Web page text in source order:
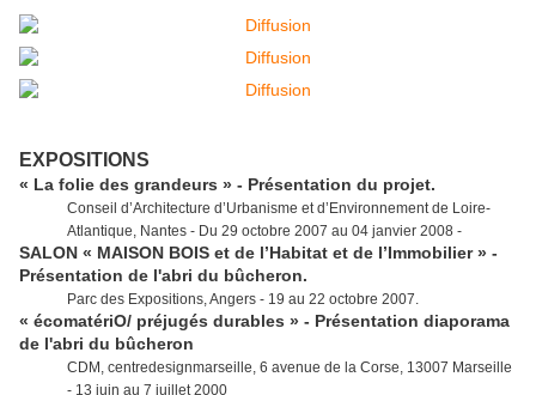
EXPOSITIONS
« La folie des grandeurs » - Présentation du projet.
Conseil d’Architecture d’Urbanisme et d’Environnement de Loire-
Atlantique, Nantes - Du 29 octobre 2007 au 04 janvier 2008 -
SALON « MAISON BOIS et de l’Habitat et de l’Immobilier » -
Présentation de l'abri du bûcheron.
Parc des Expositions, Angers - 19 au 22 octobre 2007.
« écomatériO/ préjugés durables » - Présentation diaporama
de l'abri du bûcheron
CDM, centredesignmarseille, 6 avenue de la Corse, 13007 Marseille
- 13 juin au 7 juillet 2000